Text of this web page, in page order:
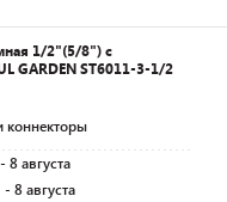
1/2"(5/8") с
GARDEN ST6011-3-1/2
коннекторы
- 8 августа
- 8 августа